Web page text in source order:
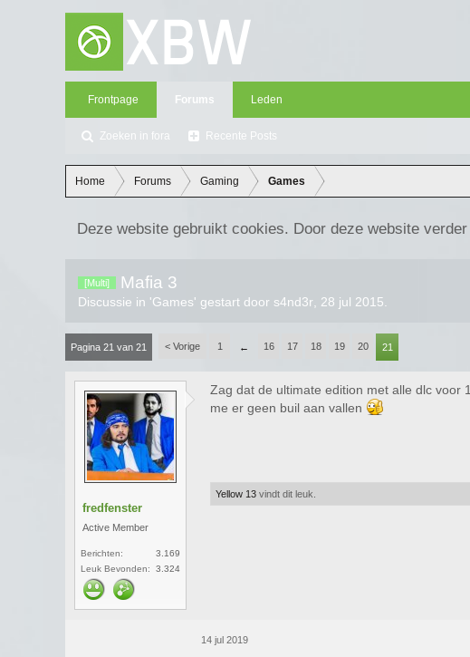
Frontpage Forums
Zoeken in fora Recente Posts
Leden
Home Forums Gaming Games
Deze website gebruikt cookies. Door deze website
[Multi] Mafia 3
Discussie in 'Games' gestart door s4nd3r 28 jul 2015
Pagina 21 van 21 < Vorige 1 ← 16 17 18 19 20 21
fredfenster
Active Member
Berichten:
3.169
Leuk Bevonden:
3.324
Zag dat de ultimate edition met alle dlc voor
me er geen buil aan vallen
14 jul 2019
Yellow 13 vindt dit leuk.